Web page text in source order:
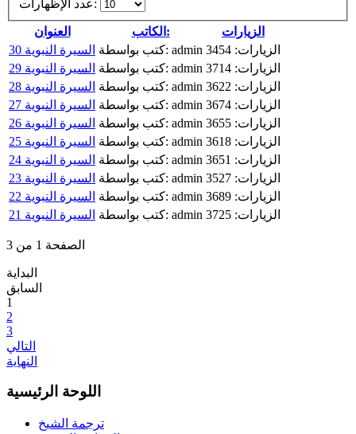
عدد الإظهارات:
العنوان الكاتب:
الزيارات
السيرة النبوية 30
كتب بواسطة: admin
الزيارات: 3454
السيرة النبوية 29
كتب بواسطة: admin
الزيارات: 3714
السيرة النبوية 28
كتب بواسطة: admin
الزيارات: 3622
السيرة النبوية 27
كتب بواسطة: admin
الزيارات: 3674
السيرة النبوية 26
كتب بواسطة: admin
الزيارات: 3655
السيرة النبوية 25
كتب بواسطة: admin
الزيارات: 3618
السيرة النبوية 24
كتب بواسطة: admin
الزيارات: 3651
السيرة النبوية 23
كتب بواسطة: admin
الزيارات: 3527
السيرة النبوية 22
كتب بواسطة: admin
الزيارات: 3689
السيرة النبوية 21
كتب بواسطة: admin الزيارات: 3725
الصفحة 1 من 3
البداية
السابق
1
2
3
التالي
النهاية
اللوحة الرئيسية
ترجمة الشيخ